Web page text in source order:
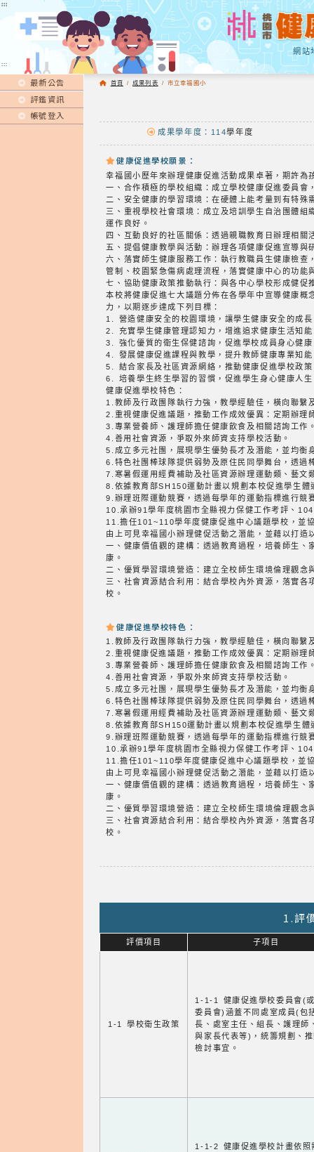
:::
網站
:::
最新公告
評鑑資訊
帳號登入
首頁 / 成果列表 / 市立幸福國小
成果學年度：114學年度
健康促進學校願景：
幸福國小歷年來辦理健康促進活動成果卓著，期許
一、合作積極的學校組織：成立學校健康促進委員會
二、安全健康的學習環境：在硬體上能考量到有特
三、重視學校社會環境：成立及培訓學生自治團體
運作良好。
四、互動良好的社區關係：透過親職教育日辦理相
五、提倡健康教學與活動：辦理各項健康促進宣導
六、落實師生健康服務工作：執行教職員生健康檢
管制、校園緊急傷病處理流程，落實健康中心的功能
七、協助健康政策推動執行：與各中心學校形成健
本校將健康促進七大議題分佈在各學年中宣導健康
力，以期逐步達成下列目標：
1. 營造健康安全的校園環境，讓學生健康安全的成長
2. 充實學生健康管理認知力，增進追求健康生活知能
3. 強化優質的衛生保健諮詢，促進學校成員身心健康
4. 發展健康促進課程與教學，提升教師健康專業知能
5. 結合家長及社區資源網絡，推動健康促進學校政策
6. 培養學生終生學習的習慣，促進學生身心健康人生
健康促進學校特色：
1.教師及行政團隊執行力強，教學經驗佳，橫向聯繫
2.重視健康促進議題，推動工作成效優異：定期辦理
3.專業營養師、護理師擔任健康飲食及相關諮詢工作
4.善用社會資源，爭取外來師資支持學校活動。
5.成立多元社團，展現學生優勢長才及潛能，並均衡
6.特色社團棒球隊提供弱勢及原住民同學舞台，透過
7.寒暑假運用經費補助及社區資源辦理運動類、藝文
8.依據教育部SH150運動計畫以規劃本校促進學生
9.辦理班際運動競賽，透過每學年的運動指標進行競
10.承辦91學年度桃園市全縣視力保健工作考評、
11.擔任101~110學年度健康促進中心議題學校，並
由上可見幸福國小辦理健促活動之潛能，並藉以打造
一、健康價值觀的建構：透過教育過程，培養師生
康。
二、優質學習環境營造：建立全校師生環境倫理觀
三、社會資源結合利用：結合學校內外資源，落實
校。
健康促進學校特色：
1.教師及行政團隊執行力強，教學經驗佳，橫向聯繫
2.重視健康促進議題，推動工作成效優異：定期辦理
3.專業營養師、護理師擔任健康飲食及相關諮詢工作
4.善用社會資源，爭取外來師資支持學校活動。
5.成立多元社團，展現學生優勢長才及潛能，並均衡
6.特色社團棒球隊提供弱勢及原住民同學舞台，透過
7.寒暑假運用經費補助及社區資源辦理運動類、藝文
8.依據教育部SH150運動計畫以規劃本校促進學生
9.辦理班際運動競賽，透過每學年的運動指標進行競
10.承辦91學年度桃園市全縣視力保健工作考評、
11.擔任101~110學年度健康促進中心議題學校，並
由上可見幸福國小辦理健促活動之潛能，並藉以打造
一、健康價值觀的建構：透過教育過程，培養師生
康。
二、優質學習環境營造：建立全校師生環境倫理觀
三、社會資源結合利用：結合學校內外資源，落實
校。
1.評
評價項目 子項目
1-1 學校衛生政策
1-1-1 健康促進學校委員會(
委員會)涵蓋不同處室成員(包
長、處室主任、組長、護理師
與家長代表等)，統籌規劃、
檢討事宜。
1-1-2 健康促進學校計畫依照
:::